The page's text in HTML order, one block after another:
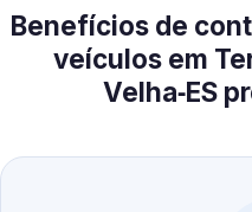
Benefícios de
veículos em
Velha‑ES